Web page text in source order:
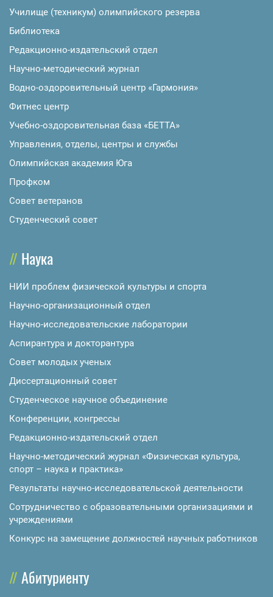
Училище (техникум) олимпийского резерва
Библиотека
Редакционно-издательский отдел
Научно-методический журнал
Водно-оздоровительный центр «Гармония»
Фитнес центр
Учебно-оздоровительная база «БЕТТА»
Управления, отделы, центры и службы
Олимпийская академия Юга
Профком
Совет ветеранов
Студенческий совет
Наука
НИИ проблем физической культуры и спорта
Научно-организационный отдел
Научно-исследовательские лаборатории
Аспирантура и докторантура
Совет молодых ученых
Диссертационный совет
Студенческое научное объединение
Конференции, конгрессы
Редакционно-издательский отдел
Научно-методический журнал «Физическая культура,
спорт – наука и практика»
Результаты научно-исследовательской деятельности
Сотрудничество с образовательными организациями и
учреждениями
Конкурс на замещение должностей научных работников
Абитуриенту